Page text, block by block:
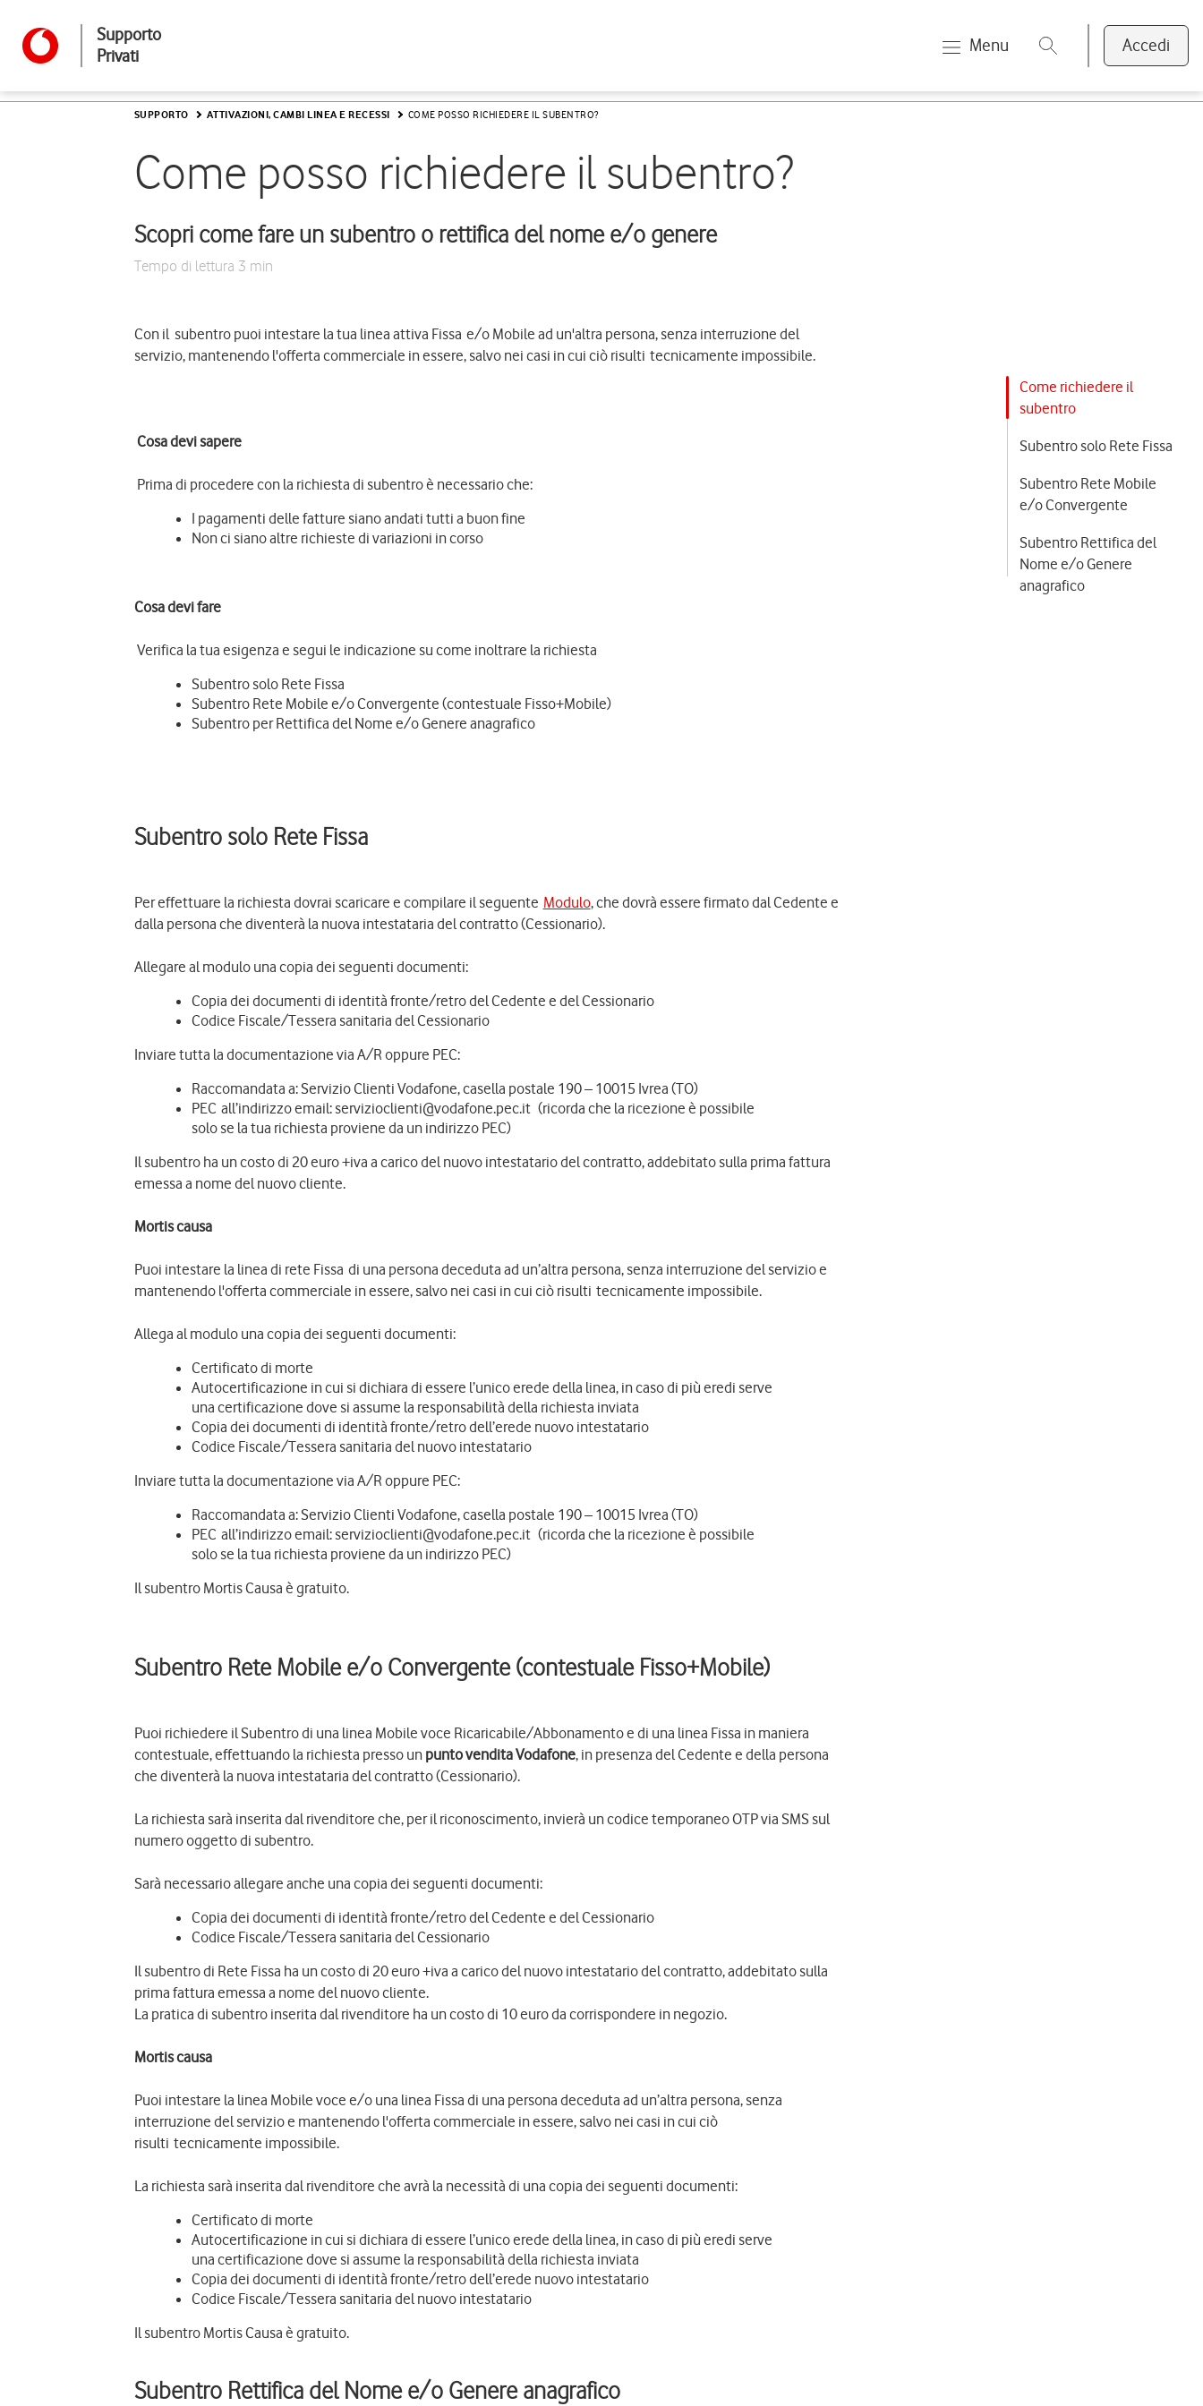
Supporto
Privati
Menu Accedi
SUPPORTO ATTIVAZIONI, CAMBI LINEA E RECESSI COME POSSO RICHIEDERE IL SUBENTRO?
Come posso richiedere il subentro?
Come richiedere il
subentro
Subentro solo Rete Fissa
Subentro Rete Mobile
e/o Convergente
Subentro Rettifica del
Nome e/o Genere
anagrafico
Scopri come fare un subentro o rettifica del nome e/o genere
Tempo di lettura 3 min
Con il  subentro puoi intestare la tua linea attiva Fissa e/o Mobile ad un'altra persona, senza interruzione del
servizio, mantenendo l'offerta commerciale in essere, salvo nei casi in cui ciò risulti tecnicamente impossibile.
Cosa devi sapere
Prima di procedere con la richiesta di subentro è necessario che:
I pagamenti delle fatture siano andati tutti a buon fine
Non ci siano altre richieste di variazioni in corso
Cosa devi fare
Verifica la tua esigenza e segui le indicazione su come inoltrare la richiesta
Subentro solo Rete Fissa
Subentro Rete Mobile e/o Convergente (contestuale Fisso+Mobile)
Subentro per Rettifica del Nome e/o Genere anagrafico
Subentro solo Rete Fissa
Per effettuare la richiesta dovrai scaricare e compilare il seguente Modulo, che dovrà essere firmato dal Cedente e
dalla persona che diventerà la nuova intestataria del contratto (Cessionario).
Allegare al modulo una copia dei seguenti documenti:
Copia dei documenti di identità fronte/retro del Cedente e del Cessionario
Codice Fiscale/Tessera sanitaria del Cessionario
Inviare tutta la documentazione via A/R oppure PEC:
Raccomandata a: Servizio Clienti Vodafone, casella postale 190 – 10015 Ivrea (TO)
PEC all’indirizzo email: servizioclienti@vodafone.pec.it (ricorda che la ricezione è possibile
solo se la tua richiesta proviene da un indirizzo PEC)
Il subentro ha un costo di 20 euro +iva a carico del nuovo intestatario del contratto, addebitato sulla prima fattura
emessa a nome del nuovo cliente.
Mortis causa
Puoi intestare la linea di rete Fissa di una persona deceduta ad un’altra persona, senza interruzione del servizio e
mantenendo l'offerta commerciale in essere, salvo nei casi in cui ciò risulti tecnicamente impossibile.
Allega al modulo una copia dei seguenti documenti:
Certificato di morte
Autocertificazione in cui si dichiara di essere l’unico erede della linea, in caso di più eredi serve
una certificazione dove si assume la responsabilità della richiesta inviata
Copia dei documenti di identità fronte/retro dell’erede nuovo intestatario
Codice Fiscale/Tessera sanitaria del nuovo intestatario
Inviare tutta la documentazione via A/R oppure PEC:
Raccomandata a: Servizio Clienti Vodafone, casella postale 190 – 10015 Ivrea (TO)
PEC all’indirizzo email: servizioclienti@vodafone.pec.it (ricorda che la ricezione è possibile
solo se la tua richiesta proviene da un indirizzo PEC)
Il subentro Mortis Causa è gratuito.
Subentro Rete Mobile e/o Convergente (contestuale Fisso+Mobile)
Puoi richiedere il Subentro di una linea Mobile voce Ricaricabile/Abbonamento e di una linea Fissa in maniera
contestuale, effettuando la richiesta presso un punto vendita Vodafone, in presenza del Cedente e della persona
che diventerà la nuova intestataria del contratto (Cessionario).
La richiesta sarà inserita dal rivenditore che, per il riconoscimento, invierà un codice temporaneo OTP via SMS sul
numero oggetto di subentro.
Sarà necessario allegare anche una copia dei seguenti documenti:
Copia dei documenti di identità fronte/retro del Cedente e del Cessionario
Codice Fiscale/Tessera sanitaria del Cessionario
Il subentro di Rete Fissa ha un costo di 20 euro +iva a carico del nuovo intestatario del contratto, addebitato sulla
prima fattura emessa a nome del nuovo cliente.
La pratica di subentro inserita dal rivenditore ha un costo di 10 euro da corrispondere in negozio.
Mortis causa
Puoi intestare la linea Mobile voce e/o una linea Fissa di una persona deceduta ad un’altra persona, senza
interruzione del servizio e mantenendo l'offerta commerciale in essere, salvo nei casi in cui ciò
risulti tecnicamente impossibile.
La richiesta sarà inserita dal rivenditore che avrà la necessità di una copia dei seguenti documenti:
Certificato di morte
Autocertificazione in cui si dichiara di essere l’unico erede della linea, in caso di più eredi serve
una certificazione dove si assume la responsabilità della richiesta inviata
Copia dei documenti di identità fronte/retro dell’erede nuovo intestatario
Codice Fiscale/Tessera sanitaria del nuovo intestatario
Il subentro Mortis Causa è gratuito.
Subentro Rettifica del Nome e/o Genere anagrafico